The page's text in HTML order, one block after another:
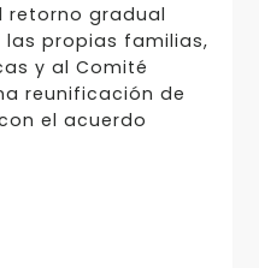
retorno gradual
propias familias,
y al Comité
reunificación de
el acuerdo